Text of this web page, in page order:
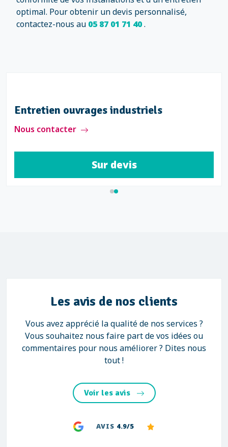
optimal. Pour obtenir un devis personnalisé,
contactez-nous au 05 87 01 71 40.
Entretien ouvrages industriels
Nous contacter
Sur devis
Les avis de nos clients
Vous avez apprécié la qualité de nos services ?
Vous souhaitez nous faire part de vos idées ou
commentaires pour nous améliorer ? Dites nous
tout !
Voir les avis
AVIS 4.9/5